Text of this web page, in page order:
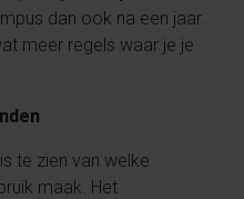
dan ook na een jaar.
meer regels waar je je
te zien van welke
maak. Het